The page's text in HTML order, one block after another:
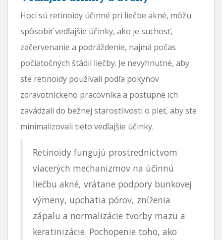
Hoci sú retinoidy účinné pri liečbe akné, môžu
spôsobiť vedľajšie účinky, ako je suchosť,
začervenanie a podráždenie, najmä počas
počiatočných štádií liečby. Je nevyhnutné, aby
ste retinoidy používali podľa pokynov
zdravotníckeho pracovníka a postupne ich
zavádzali do bežnej starostlivosti o pleť, aby ste
minimalizovali tieto vedľajšie účinky.
Retinoidy fungujú prostredníctvom
viacerých mechanizmov na účinnú
liečbu akné, vrátane podpory bunkovej
výmeny, upchatia pórov, zníženia
zápalu a normalizácie tvorby mazu a
keratinizácie. Pochopenie toho, ako